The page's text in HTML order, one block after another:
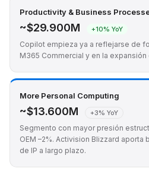
Productivity & Business
~$29.900M +10% YoY
Copilot empieza ya a reflejarse de
M365 Commercial y en la
More Personal Computing
~$13.600M +3% YoY
Segmento con mayor presión
OEM –2%. Activision Blizzard
de IP a largo plazo.